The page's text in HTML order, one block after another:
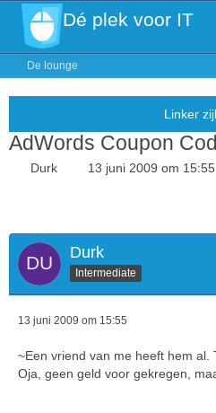
Dé plek voor IT
De lounge
AdWords Coupon
Durk 13 juni 2009 om 15:55
Durk
Intermediate
13 juni 2009 om 15:55
~Een vriend van me heeft hem al.
Oja, geen geld voor gekregen,